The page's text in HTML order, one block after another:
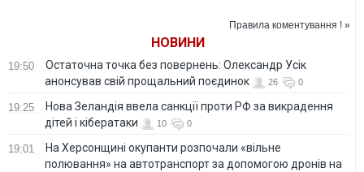
Правила коментування ! »
НОВИНИ
19:50
Остаточна точка без повернень: Олександр Усік
анонсував свій прощальний поєдинок
26 0
19:25
Нова Зеландія ввела санкції проти РФ за викрадення
дітей і кібератаки
10 0
19:01
На Херсонщині окупанти розпочали «вільне
полювання» на автотранспорт за допомогою дронів на